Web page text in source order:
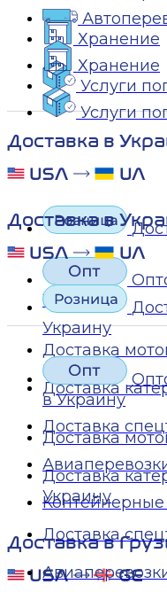
Хранение
Услуги
Доставка в
Украину
в Украину
Доставка
Доставка
Украину
Доставка
Хранение
Услуги
Доставка в
Украину
Доставка
Доставка
Доставка
Доставка в